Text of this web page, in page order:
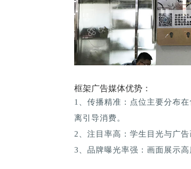
框架广告媒体优势：
1、传播精准：点位主要分布
离引导消费。
2、注目率高：学生目光与广
3、品牌曝光率强：画面展示高